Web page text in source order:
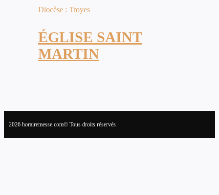
Diocèse : Troyes
ÉGLISE SAINT
MARTIN
2026 horairemesse.com© Tous droits réservés